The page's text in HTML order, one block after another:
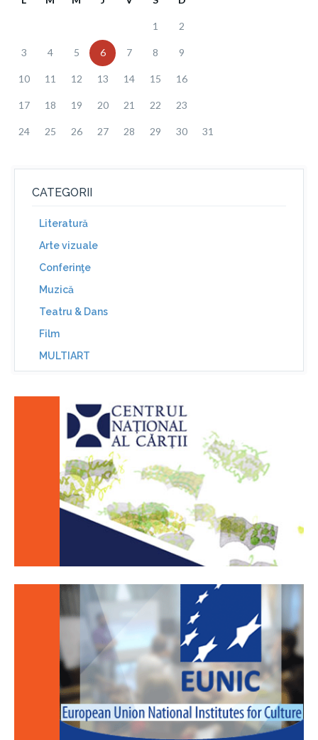
1 2
3 4 5 6 7 8 9
10 11 12 13 14 15 16
17 18 19 20 21 22 23
24 25 26 27 28 29 30 31
CATEGORII
Literatură
Arte vizuale
Conferinţe
Muzică
Teatru & Dans
Film
MULTIART